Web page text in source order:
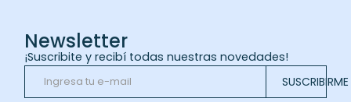
Newsletter
¡Suscribite y recibí todas nuestras novedades!
SUSCRIBIRME